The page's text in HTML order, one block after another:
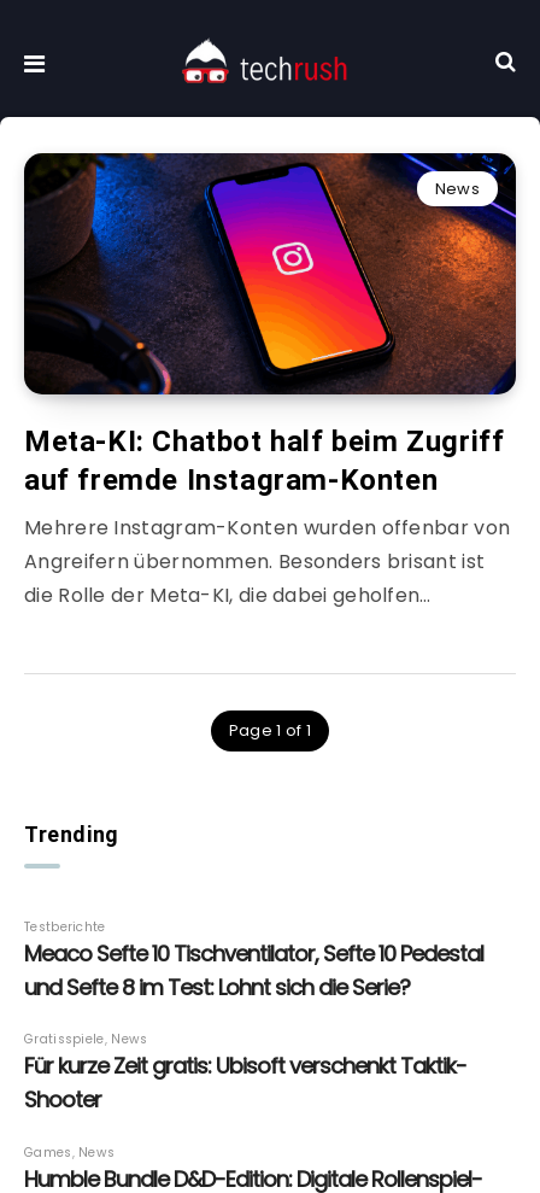
News
Meta-KI: Chatbot half beim Zugriff
auf fremde Instagram-Konten
Mehrere Instagram-Konten wurden offenbar von
Angreifern übernommen. Besonders brisant ist
die Rolle der Meta-KI, die dabei geholfen…
Page 1 of 1
Trending